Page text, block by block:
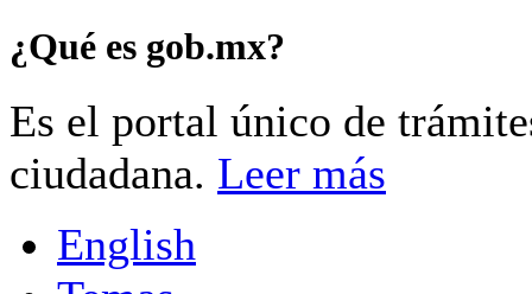
¿Qué es gob.mx?
Es el portal único de
ciudadana. Leer más
English